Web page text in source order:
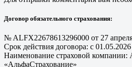
Договор обязательного страхования:
№ ALFX22678613296000 от 27
Срок действия договора: с
Наименование страховой компании:
«АльфаСтрахование»